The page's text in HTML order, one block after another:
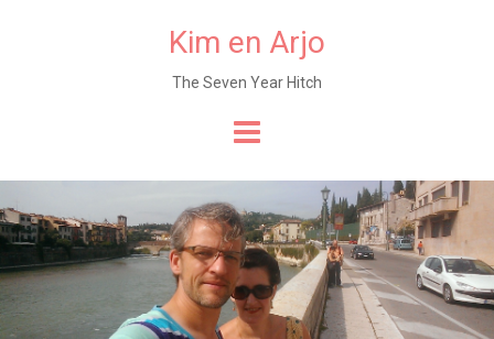
Kim en Arjo
The Seven Year Hitch
content